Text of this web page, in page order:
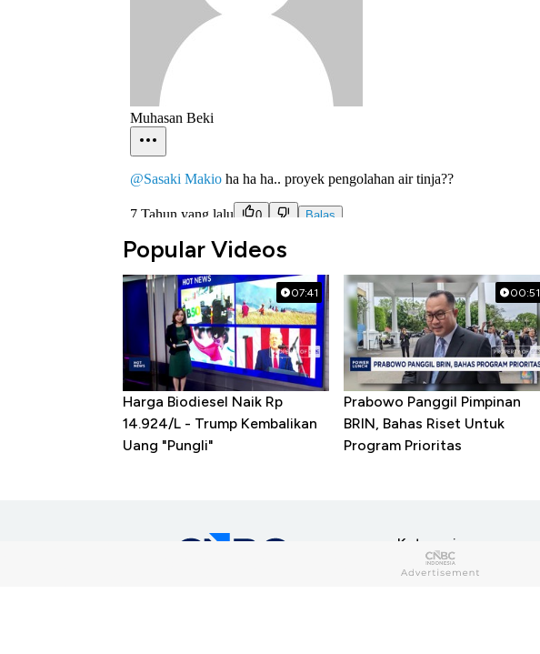
Popular Videos
07:41
Harga Biodiesel Naik Rp
14.924/L - Trump Kembalikan
Uang "Pungli"
00:51
Prabowo Panggil Pimpinan
BRIN, Bahas Riset Untuk
Program Prioritas
Kategori
My Money